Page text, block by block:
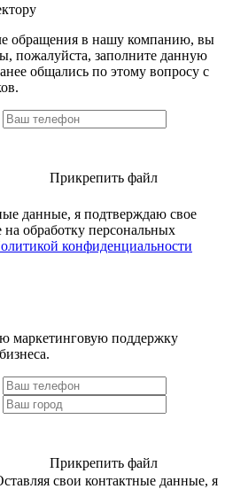
обращения в нашу компанию, вы
пожалуйста, заполните данную
общались по этому вопросу с
Прикрепить файл
данные, я подтверждаю свое
на обработку персональных
конфиденциальности
маркетинговую поддержку
Прикрепить файл
свои контактные данные, я